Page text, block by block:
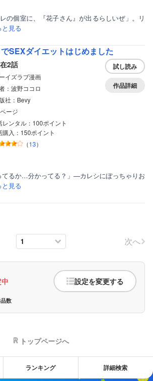
の個室に、『花子さん』が出るらしいぜ」。リ
と見る
SEXダイエットはじめました
2話
イズラブ漫画
：波野ココロ
社：Bevy
ージ
レンタル：100ポイント
購入：150ポイント
（13）
試し読み
作品詳細
てるか…分かってる？」―カレシにぽっちゃりお
と見る
次へ
設定を変更する
数
トップページへ
ランキング 詳細検索